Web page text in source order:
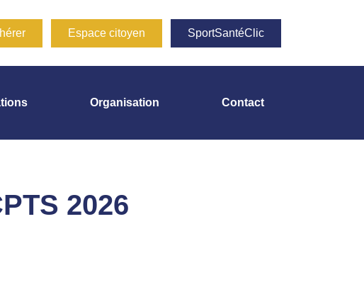
Espace citoyen SportSantéClic
Organisation Contact
2026